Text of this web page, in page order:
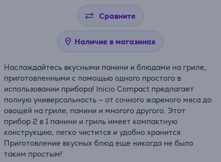
Сравните
Наличие в магазинах
Наслаждайтесь вкусными панини и блюдами на гриле,
приготовленными с помощью одного простого в
использовании прибора! Inicio Compact предлагает
полную универсальность – от сочного жареного мяса до
овощей на гриле, панини и многого другого. Этот
прибор 2 в 1 панини и гриль имеет компактную
конструкцию, легко чистится и удобно хранится.
Приготовление вкусных блюд еще никогда не было
таким простым!